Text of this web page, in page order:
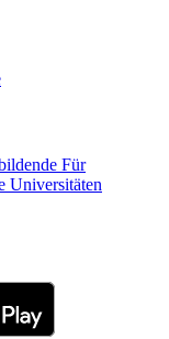
Für
Universitäten